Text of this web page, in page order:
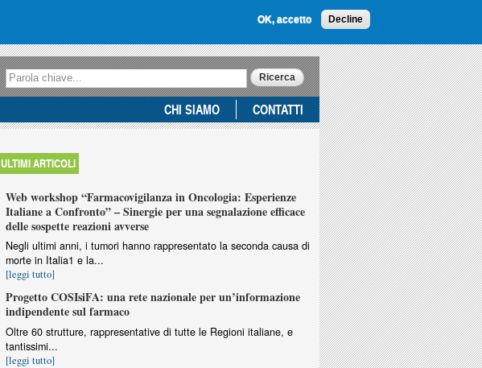
OK, accetto Decline
Form di ricerca
Ricerca
CHI SIAMO CONTATTI
ULTIMI ARTICOLI
Web workshop “Farmacovigilanza in Oncologia: Esperienze
Italiane a Confronto” – Sinergie per una segnalazione efficace
delle sospette reazioni avverse
Negli ultimi anni, i tumori hanno rappresentato la seconda causa di
morte in Italia1 e la...
[leggi tutto]
Progetto COSIsiFA: una rete nazionale per un’informazione
indipendente sul farmaco
Oltre 60 strutture, rappresentative di tutte le Regioni italiane, e
tantissimi...
[leggi tutto]